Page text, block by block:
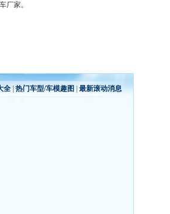
车厂家。
全| 热门车型/车模趣图 最新滚动消息